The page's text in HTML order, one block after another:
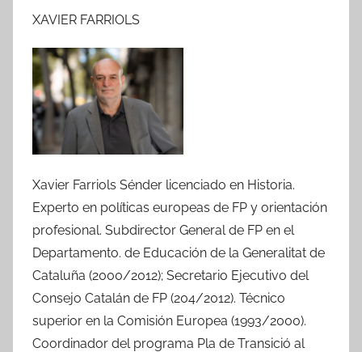
XAVIER FARRIOLS
Xavier Farriols Sénder licenciado en Historia.
Experto en políticas europeas de FP y orientación
profesional. Subdirector General de FP en el
Departamento. de Educación de la Generalitat de
Cataluña (2000/2012); Secretario Ejecutivo del
Consejo Catalán de FP (204/2012). Técnico
superior en la Comisión Europea (1993/2000).
Coordinador del programa Pla de Transició al